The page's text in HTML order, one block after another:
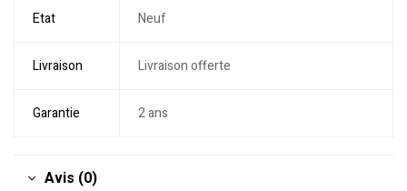
Etat Neuf
Livraison Livraison offerte
Garantie 2 ans
Avis (0)